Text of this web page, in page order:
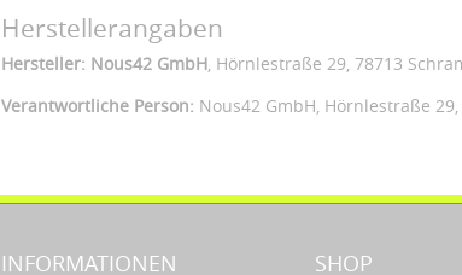
Herstellerangaben
Hersteller: Nous42 GmbH, Hörnlestraße 29, 78713
Verantwortliche Person: Nous42 GmbH, Hörnlestraße 29,
INFORMATIONEN SHOP